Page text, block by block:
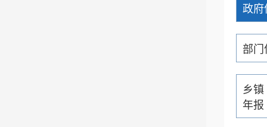
政府
部门
乡
年报